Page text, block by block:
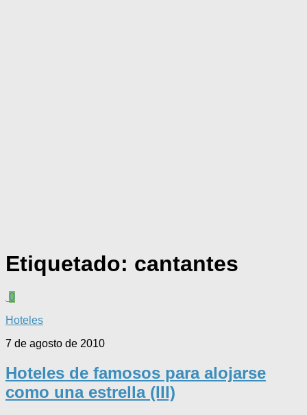
Etiquetado: cantantes
0
Hoteles
7 de agosto de 2010
Hoteles de famosos para alojarse
como una estrella (III)